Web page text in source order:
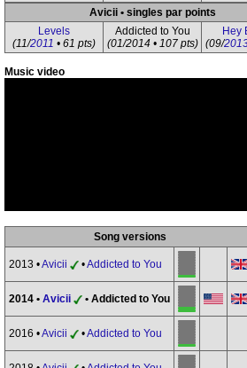
Avicii • singles par points
Levels
(11/2011 • 61 pts)
Addicted to You
(01/2014 • 107 pts)
Hey
(09/
Music video
Song versions
2013 •Avicii •Addicted to You
2014 • Avicii • Addicted to You
2016 •Avicii •Addicted to You